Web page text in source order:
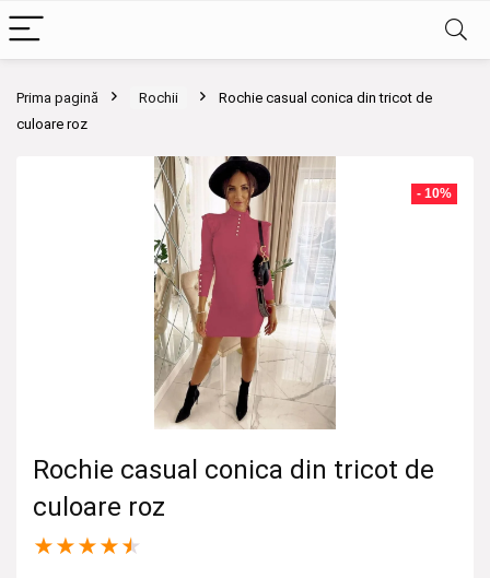
Prima pagină Rochii
Rochie casual conica din tricot de
culoare roz
- 10%
Rochie casual conica din tricot de
culoare roz
★★★★★